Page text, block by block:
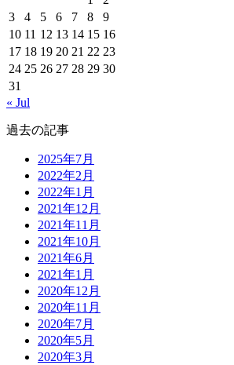
3
4 5 6 7 8
9
10 11 12 13 14 15 16
17 18 19 20 21 22 23
24 25 26 27 28 29 30
31
« Jul
過去の記事
2025年7月
2022年2月
2022年1月
2021年12月
2021年11月
2021年10月
2021年6月
2021年1月
2020年12月
2020年11月
2020年7月
2020年5月
2020年3月